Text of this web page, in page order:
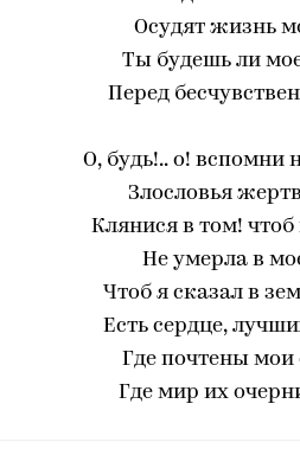
Осудят жизнь
Ты будешь ли
Перед
О, будь!.. о! вспомни
Злословья
Клянися в том! чтоб
Не умерла в
Чтоб я сказал в
Есть сердце,
Где почтены мои
Где мир их